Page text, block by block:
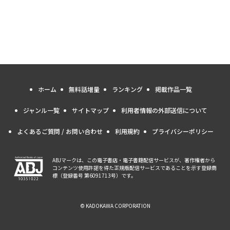
ホーム 無料話増量 ランキング 掲載作品一覧
ジャンル一覧 サイトマップ 利用者情報の外部送信について
よくあるご質問 / お問い合わせ 利用規約 プライバシーポリシー
ABJマークは、この電子書店・電子書籍配信サービスが、著作権者から
コンテンツ使用許諾を得た正規版配信サービスであることを示す登録商
標（登録番号 第6091713号）です。
© KADOKAWA CORPORATION